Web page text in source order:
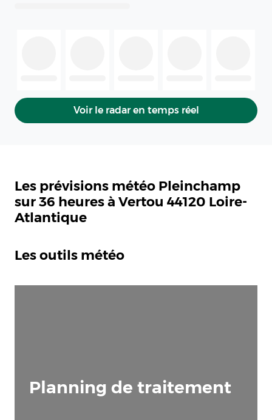
Voir le radar en temps réel
Les prévisions météo Pleinchamp
sur 36 heures à Vertou 44120 Loire-
Atlantique
Les outils météo
Planning de traitement